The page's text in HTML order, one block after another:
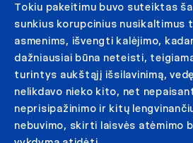
Tokiu pakeitimu buvo suteiktas
sunkius korupcinius nusikaltimus
asmenims, išvengti kalėjimo,
dažniausiai būna neteisti,
turintys aukštąjį išsilavinimą,
nelikdavo nieko kito, net
neprisipažinimo ir kitų
nebuvimo, skirti laisvės atėmimo